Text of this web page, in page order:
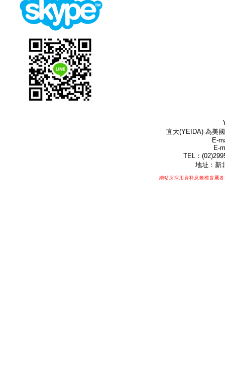
宜大(YEIDA) 為美
E-
E-
TEL：
地址：新
網站所採用資料及圖檔皆屬